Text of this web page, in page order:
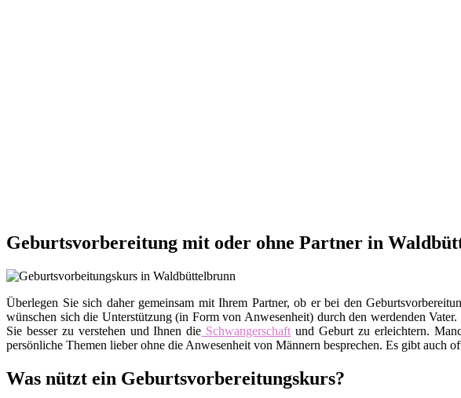
Geburtsvorbereitung mit oder ohne Partner in
Überlegen Sie sich daher gemeinsam mit Ihrem Partner, ob er bei den
wünschen sich die Unterstützung (in Form von Anwesenheit) durch den werdenden
Sie besser zu verstehen und Ihnen die Schwangerschaft und Geburt zu erleichtern.
persönliche Themen lieber ohne die Anwesenheit von Männern besprechen. Es gibt auch
Was nützt ein Geburtsvorbereitungskurs?